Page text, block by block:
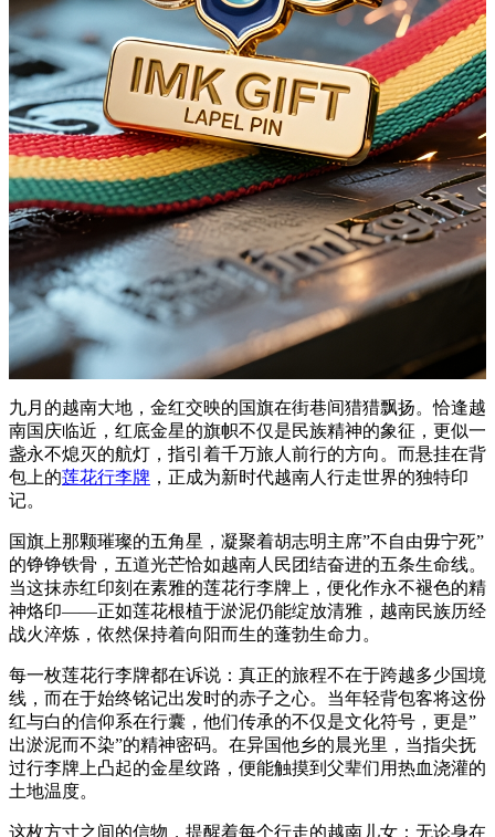
九月的越南大地，金红交映的国旗在街巷间猎猎飘扬。恰逢越
南国庆临近，红底金星的旗帜不仅是民族精神的象征，更似一
盏永不熄灭的航灯，指引着千万旅人前行的方向。而悬挂在背
包上的莲花行李牌 ，正成为新时代越南人行走世界的独特印
记。
国旗上那颗璀璨的五角星，凝聚着胡志明主席”不自由毋宁死”
的铮铮铁骨，五道光芒恰如越南人民团结奋进的五条生命线。
当这抹赤红印刻在素雅的莲花行李牌上，便化作永不褪色的精
神烙印——正如莲花根植于淤泥仍能绽放清雅，越南民族历经
战火淬炼，依然保持着向阳而生的蓬勃生命力。
每一枚莲花行李牌都在诉说：真正的旅程不在于跨越多少国境
线，而在于始终铭记出发时的赤子之心。当年轻背包客将这份
红与白的信仰系在行囊，他们传承的不仅是文化符号，更是”
出淤泥而不染”的精神密码。在异国他乡的晨光里，当指尖抚
过行李牌上凸起的金星纹路，便能触摸到父辈们用热血浇灌的
土地温度。
这枚方寸之间的信物，提醒着每个行走的越南儿女：无论身在